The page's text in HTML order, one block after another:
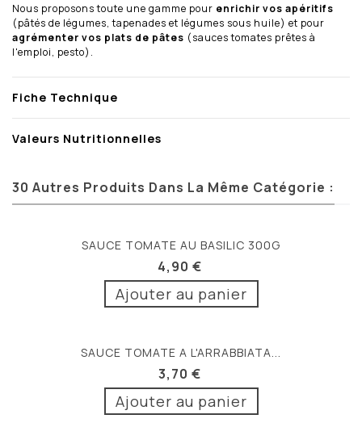
Nous proposons toute une gamme pour enrichir vos apéritifs
(pâtés de légumes, tapenades et légumes sous huile) et pour
agrémenter vos plats de pâtes (sauces tomates prêtes à
l'emploi, pesto).
Fiche Technique
Valeurs Nutritionnelles
30 Autres Produits Dans La Même Catégorie :
SAUCE TOMATE AU BASILIC 300G
4,90 €
Ajouter au panier
SAUCE TOMATE A L'ARRABBIATA...
3,70 €
Ajouter au panier